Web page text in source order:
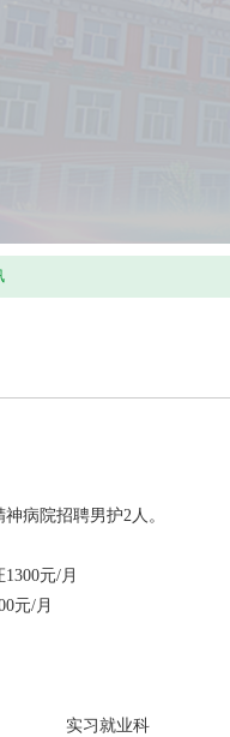
病院招聘男护2人。
元/月
元/月
实习就业科